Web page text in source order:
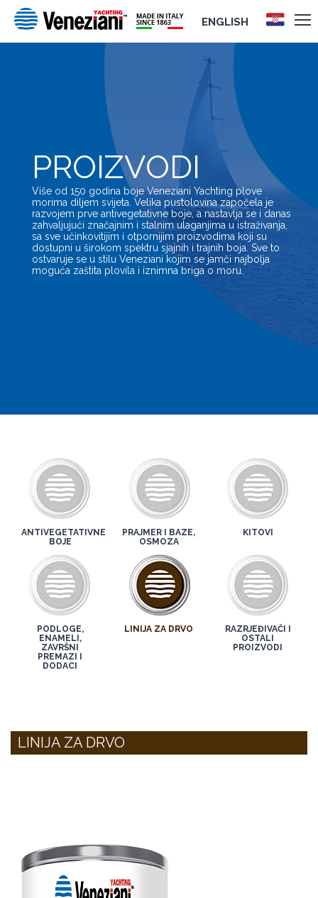
ENGLISH
PROIZVODI
Više od 150 godina boje Veneziani Yachting plove
morima diljem svijeta. Velika pustolovina započela je
razvojem prve antivegetativne boje, a nastavlja se i danas
zahvaljujući značajnim i stalnim ulaganjima u istraživanja,
sa sve učinkovitijim i otpornijim proizvodima koji su
dostupni u širokom spektru sjajnih i trajnih boja. Sve to
ostvaruje se u stilu Veneziani kojim se jamči najbolja
moguća zaštita plovila i iznimna briga o moru.
ANTIVEGETATIVNE
BOJE
PRAJMER I BAZE,
OSMOZA
KITOVI
PODLOGE,
ENAMELI,
ZAVRŠNI
PREMAZI I
DODACI
LINIJA ZA DRVO
RAZRJEĐIVAČI I
OSTALI
PROIZVODI
LINIJA ZA DRVO